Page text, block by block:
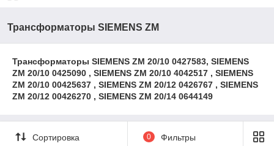
Трансформаторы SIEMENS ZM
Трансформаторы SIEMENS ZM 20/10 0427583, SIEMENS
ZM 20/10 0425090 , SIEMENS ZM 20/10 4042517 , SIEMENS
ZM 20/10 00425637 , SIEMENS ZM 20/12 0426767 , SIEMENS
ZM 20/12 00426270 , SIEMENS ZM 20/14 0644149
Сортировка 0 Фильтры